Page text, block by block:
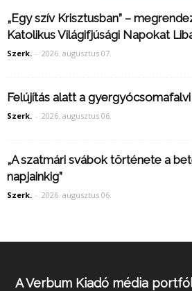
„Egy szív Krisztusban” –
Katolikus Világifjúsági Napokat
Szerk. - 2026. augusztus 07.
Felújítás alatt a
Szerk. - 2026. augusztus 06.
„A szatmári svábok története a
napjainkig”
Szerk. - 2026. augusztus 06.
A Verbum Kiadó média